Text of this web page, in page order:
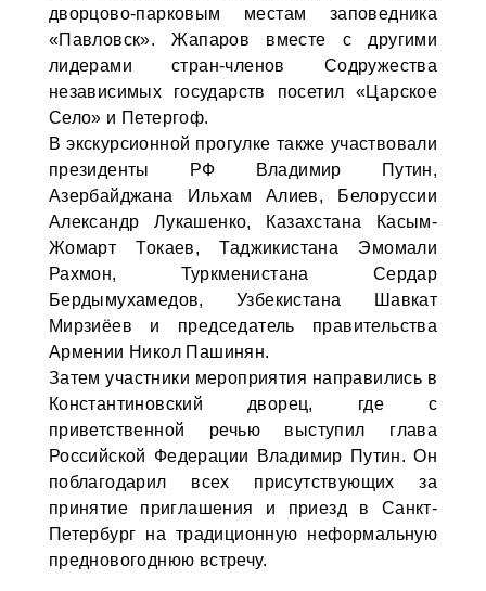
дворцово-парковым местам заповедника
«Павловск». Жапаров вместе с другими
лидерами стран-членов Содружества
независимых государств посетил «Царское
Село» и Петергоф.
В экскурсионной прогулке также участвовали
президенты РФ Владимир Путин,
Азербайджана Ильхам Алиев, Белоруссии
Александр Лукашенко, Казахстана Касым-
Жомарт Токаев, Таджикистана Эмомали
Рахмон, Туркменистана Сердар
Бердымухамедов, Узбекистана Шавкат
Мирзиёев и председатель правительства
Армении Никол Пашинян.
Затем участники мероприятия направились в
Константиновский дворец, где с
приветственной речью выступил глава
Российской Федерации Владимир Путин. Он
поблагодарил всех присутствующих за
принятие приглашения и приезд в Санкт-
Петербург на традиционную неформальную
предновогоднюю встречу.